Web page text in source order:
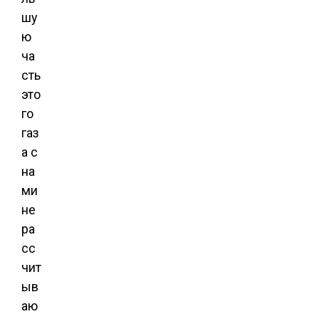
шу
ю
ча
сть
это
го
газ
а с
на
ми
не
ра
сс
чит
ыв
аю